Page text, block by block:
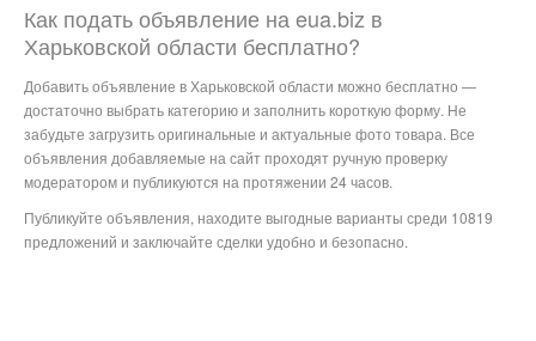
Как подать объявление на eua.biz в
Харьковской области бесплатно?
Добавить объявление в Харьковской области можно бесплатно —
достаточно выбрать категорию и заполнить короткую форму. Не
забудьте загрузить оригинальные и актуальные фото товара. Все
объявления добавляемые на сайт проходят ручную проверку
модератором и публикуются на протяжении 24 часов.
Публикуйте объявления, находите выгодные варианты среди 10819
предложений и заключайте сделки удобно и безопасно.